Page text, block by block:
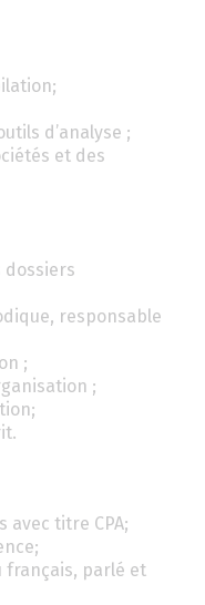
d’analyse ;
et des
dossiers
responsable
;
;
avec titre CPA;
français, parlé et